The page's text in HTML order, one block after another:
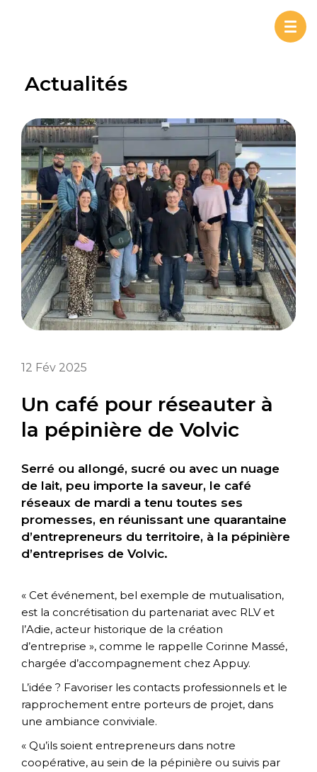
Actualités
12 Fév 2025
Un café pour réseauter à
la pépinière de Volvic
Serré ou allongé, sucré ou avec un nuage
de lait, peu importe la saveur, le café
réseaux de mardi a tenu toutes ses
promesses, en réunissant une quarantaine
d’entrepreneurs du territoire, à la pépinière
d’entreprises de Volvic.
« Cet événement, bel exemple de mutualisation,
est la concrétisation du partenariat avec RLV et
l’Adie, acteur historique de la création
d’entreprise », comme le rappelle Corinne Massé,
chargée d’accompagnement chez Appuy.
L’idée ? Favoriser les contacts professionnels et le
rapprochement entre porteurs de projet, dans
une ambiance conviviale.
« Qu’ils soient entrepreneurs dans notre
coopérative, au sein de la pépinière ou suivis par